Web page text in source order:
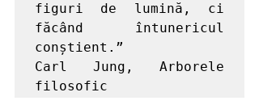
figuri de lumină, ci
făcând întunericul
conștient.”
Carl Jung, Arborele
filosofic